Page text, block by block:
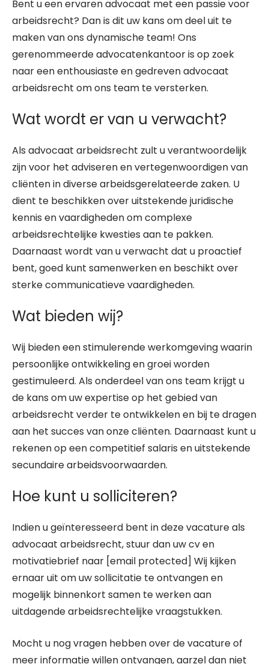
Bent u een ervaren advocaat met een passie voor
arbeidsrecht? Dan is dit uw kans om deel uit te
maken van ons dynamische team! Ons
gerenommeerde advocatenkantoor is op zoek
naar een enthousiaste en gedreven advocaat
arbeidsrecht om ons team te versterken.
Wat wordt er van u verwacht?
Als advocaat arbeidsrecht zult u verantwoordelijk
zijn voor het adviseren en vertegenwoordigen van
cliënten in diverse arbeidsgerelateerde zaken. U
dient te beschikken over uitstekende juridische
kennis en vaardigheden om complexe
arbeidsrechtelijke kwesties aan te pakken.
Daarnaast wordt van u verwacht dat u proactief
bent, goed kunt samenwerken en beschikt over
sterke communicatieve vaardigheden.
Wat bieden wij?
Wij bieden een stimulerende werkomgeving waarin
persoonlijke ontwikkeling en groei worden
gestimuleerd. Als onderdeel van ons team krijgt u
de kans om uw expertise op het gebied van
arbeidsrecht verder te ontwikkelen en bij te dragen
aan het succes van onze cliënten. Daarnaast kunt u
rekenen op een competitief salaris en uitstekende
secundaire arbeidsvoorwaarden.
Hoe kunt u solliciteren?
Indien u geïnteresseerd bent in deze vacature als
advocaat arbeidsrecht, stuur dan uw cv en
motivatiebrief naar [email protected] Wij kijken
ernaar uit om uw sollicitatie te ontvangen en
mogelijk binnenkort samen te werken aan
uitdagende arbeidsrechtelijke vraagstukken.
Mocht u nog vragen hebben over de vacature of
meer informatie willen ontvangen, aarzel dan niet